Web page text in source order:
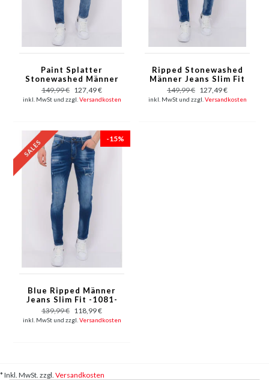
Paint Splatter
Stonewashed Männer
Jeans Slim Fit - 1079 -
Blau
149,99 € 127,49 €
inkl. MwSt und zzgl. Versandkosten
Ripped Stonewashed
Männer Jeans Slim Fit
- 1073 - Blau
149,99 € 127,49 €
inkl. MwSt und zzgl. Versandkosten
-15%
Blue Ripped Männer
Jeans Slim Fit -1081-
Blau
139,99 € 118,99 €
inkl. MwSt und zzgl. Versandkosten
* Inkl. MwSt. zzgl. Versandkosten